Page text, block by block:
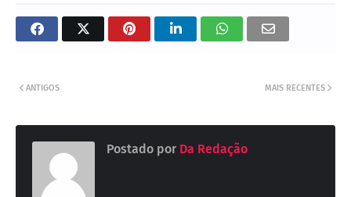
MAIS RECENTES
ANTIGOS
Postado por Da Redação